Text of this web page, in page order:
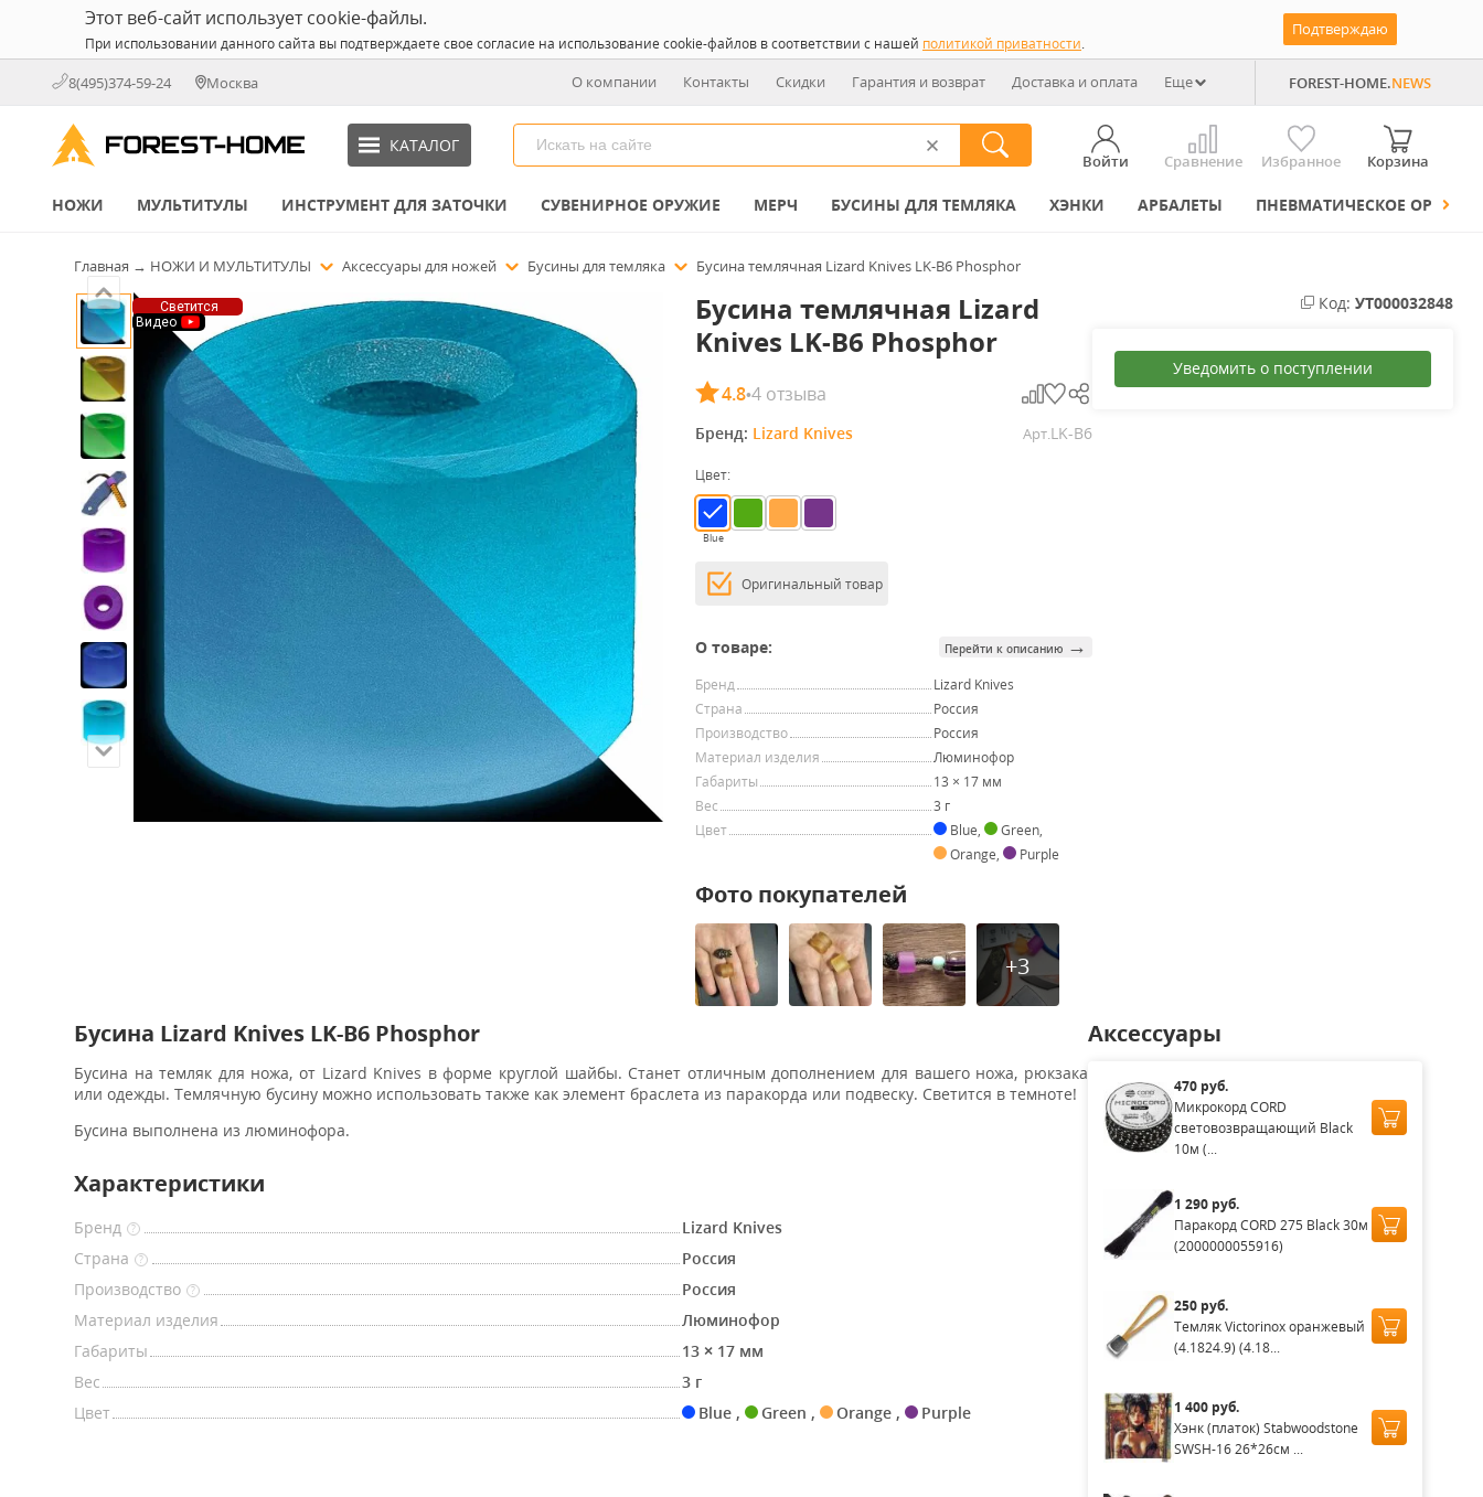
Этот веб-сайт использует cookie-файлы.
При использовании данного сайта вы подтверждаете свое согласие на использование cookie-файлов в соответствии с нашей политикой приватности.
Подтверждаю
8(495)374-59-24 Москва О компании Контакты Скидки Гарантия и возврат Доставка и оплата Еще FOREST-HOME.NEWS
КАТАЛОГ
Войти Сравнение Избранное Корзина
НОЖИ МУЛЬТИТУЛЫ ИНСТРУМЕНТ ДЛЯ ЗАТОЧКИ СУВЕНИРНОЕ ОРУЖИЕ МЕРЧ БУСИНЫ ДЛЯ ТЕМЛЯКА ХЭНКИ АРБАЛЕТЫ ПНЕВМАТИЧЕСКОЕ ОРУЖИЕ
Главная → НОЖИ И МУЛЬТИТУЛЫ Аксессуары для ножей Бусины для темляка Бусина темлячная Lizard Knives LK-B6 Phosphor
Светится
Видео
Бусина темлячная Lizard
Knives LK-B6 Phosphor
4.8•4 отзыва
Бренд: Lizard Knives Арт.LK-B6
Цвет:
Blue
Оригинальный товар
О товаре: Перейти к описанию →
Бренд
Lizard Knives
Страна
Россия
Производство
Россия
Материал изделия
Люминофор
Габариты
13 × 17 мм
Вес
3 г
Цвет
Blue, Green,
Orange, Purple
Фото покупателей
+3
Код: УТ000032848
Уведомить о поступлении
Бусина Lizard Knives LK-B6 Phosphor
Бусина на темляк для ножа, от Lizard Knives в форме круглой шайбы. Станет отличным дополнением для вашего ножа, рюкзака
или одежды. Темлячную бусину можно использовать также как элемент браслета из паракорда или подвеску. Светится в темноте!
Бусина выполнена из люминофора.
Характеристики
Бренд ?
Lizard Knives
Страна
?
Россия
Производство
?
Россия
Материал изделия
Люминофор
Габариты
13 × 17 мм
Вес
3 г
Цвет
Blue , Green , Orange , Purple
Аксессуары
470 руб.
Микрокорд CORD
световозвращающий Black
10м (...
1 290 руб.
Паракорд CORD 275 Black 30м
(2000000055916)
250 руб.
Темляк Victorinox оранжевый
(4.1824.9) (4.18...
1 400 руб.
Хэнк (платок) Stabwoodstone
SWSH-16 26*26см ...